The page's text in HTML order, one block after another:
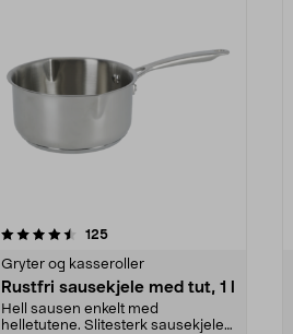
125anmeldelser
Gryter og kasseroller
Rustfri sausekjele med tut, 1 l
Hell sausen enkelt med
helletutene. Slitesterk sausekjele i
4.5 av 5 stjerner